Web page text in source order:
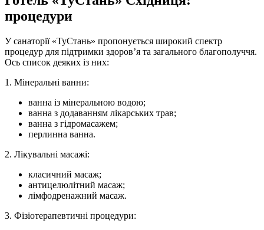
процедури
У санаторії «ТуСтань» пропонується широкий спектр
процедур для підтримки здоров’я та загального благополуччя.
Ось список деяких із них:
1. Мінеральні ванни:
ванна із мінеральною водою;
ванна з додаванням лікарських трав;
ванна з гідромасажем;
перлинна ванна.
2. Лікувальні масажі:
класичний масаж;
антицелюлітний масаж;
лімфодренажний масаж.
3. Фізіотерапевтичні процедури: